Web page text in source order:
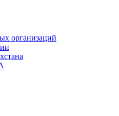
организаций